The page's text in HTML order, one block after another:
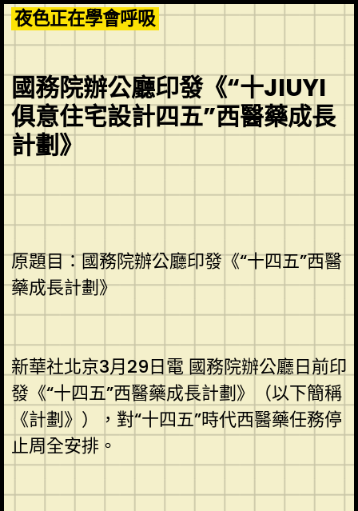
Skip
to
content
夜色正在學會呼吸
國務院辦公廳印發《“十JIUYI
俱意住宅設計四五”西醫藥成長
計劃》
原題目：國務院辦公廳印發《“十四五”西醫
藥成長計劃》
新華社北京3月29日電 國務院辦公廳日前印
發《“十四五”西醫藥成長計劃》（以下簡稱
《計劃》），對“十四五”時代西醫藥任務停
止周全安排。